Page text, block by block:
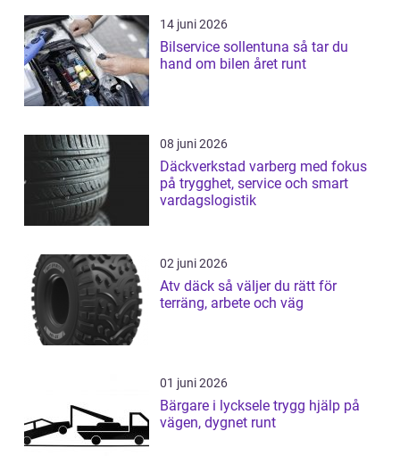
14 juni 2026
Bilservice sollentuna så tar du
hand om bilen året runt
08 juni 2026
Däckverkstad varberg med fokus
på trygghet, service och smart
vardagslogistik
02 juni 2026
Atv däck så väljer du rätt för
terräng, arbete och väg
01 juni 2026
Bärgare i lycksele trygg hjälp på
vägen, dygnet runt